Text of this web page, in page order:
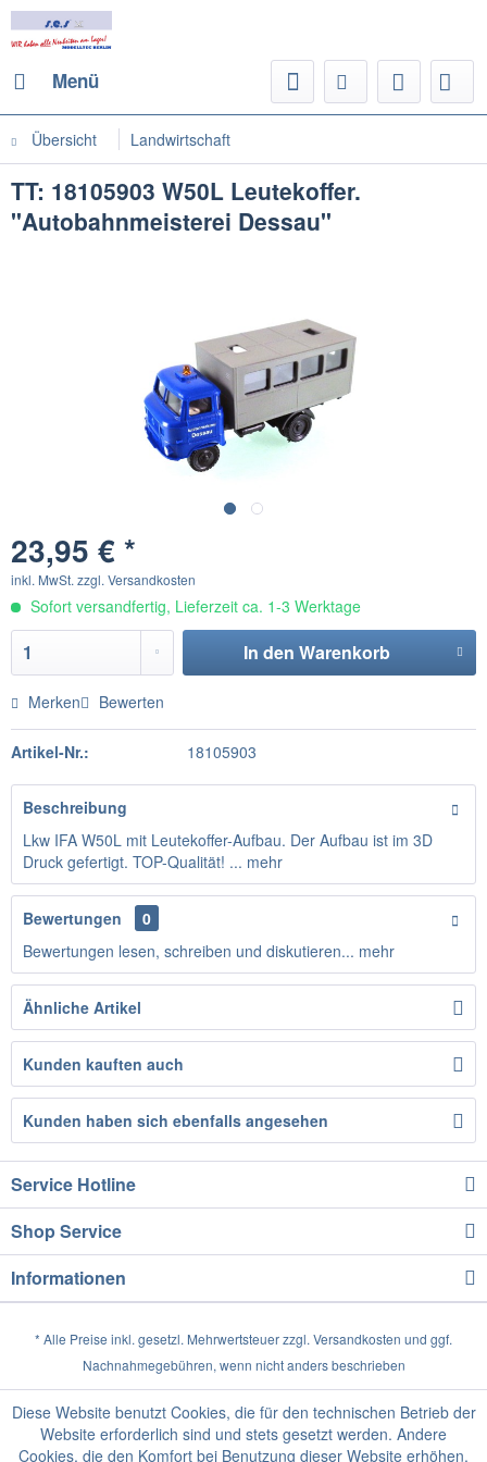
Menü
Übersicht Landwirtschaft
TT: 18105903 W50L Leutekoffer.
"Autobahnmeisterei Dessau"
23,95 € *
inkl. MwSt. zzgl. Versandkosten
Sofort versandfertig, Lieferzeit ca. 1-3 Werktage
In den Warenkorb
Merken Bewerten
Artikel-Nr.: 18105903
Beschreibung
Lkw IFA W50L mit Leutekoffer-Aufbau. Der Aufbau ist im 3D
Druck gefertigt. TOP-Qualität! ... mehr
Bewertungen
0
Bewertungen lesen, schreiben und diskutieren... mehr
Ähnliche Artikel
Kunden kauften auch
Kunden haben sich ebenfalls angesehen
Service Hotline
Shop Service
Informationen
* Alle Preise inkl. gesetzl. Mehrwertsteuer zzgl. Versandkosten und ggf.
Nachnahmegebühren, wenn nicht anders beschrieben
Diese Website benutzt Cookies, die für den technischen Betrieb der
Website erforderlich sind und stets gesetzt werden. Andere
Cookies, die den Komfort bei Benutzung dieser Website erhöhen,